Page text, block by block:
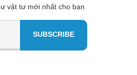
vật tư mới nhất cho bạn